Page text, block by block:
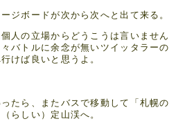
ジボードが次から次へと出て来る。
人の立場からどうこうは言いません
バトルに余念が無いツイッタラーの
けば良いと思うよ。
たら、またバスで移動して「札幌の
らしい）定山渓へ。